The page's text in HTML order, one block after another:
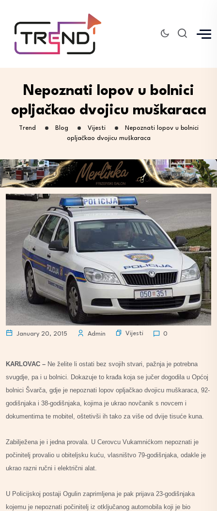
Nepoznati lopov u bolnici
opljačkao dvojicu muškaraca
Trend Blog Vijesti
Nepoznati lopov u bolnici
opljačkao dvojicu muškaraca
January 20, 2015 Admin Vijesti 0
KARLOVAC – Ne želite li ostati bez svojih stvari, pažnja je potrebna
svugdje, pa i u bolnici. Dokazuje to krađa koja se jučer dogodila u Općoj
bolnici Švarča, gdje je nepoznati lopov opljačkao dvojicu muškaraca, 92-
godišnjaka i 38-godišnjaka, kojima je ukrao novčanik s novcem i
dokumentima te mobitel, oštetivši ih tako za više od dvije tisuće kuna.
Zabilježena je i jedna provala. U Cerovcu Vukamnićkom nepoznati je
počinitelj provalio u obiteljsku kuću, vlasništvo 79-godišnjaka, odakle je
ukrao razni ručni i električni alat.
U Policijskoj postaji Ogulin zaprimljena je pak prijava 23-godišnjaka
kojemu je nepoznati počinitelj iz otključanog automobila koji je bio